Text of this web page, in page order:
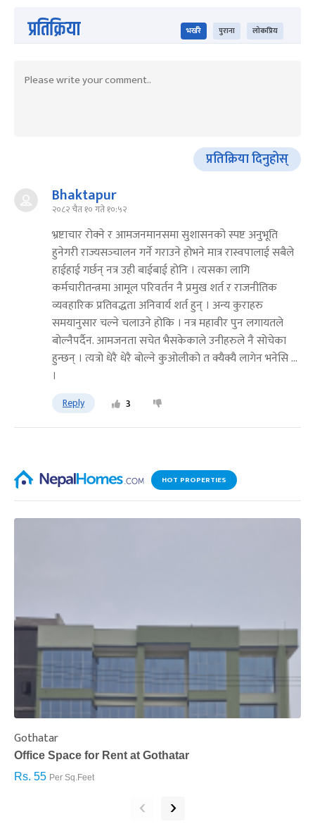
प्रतिक्रिया भर्खरै पुराना लोकप्रिय
प्रतिक्रिया दिनुहोस्
Bhaktapur
२०८२ चैत १० गते १०:५२
भ्रष्टाचार रोक्‍ने र आमजनमानसमा सुशासनको स्पष्ट अनुभूति
हुनेगरी राज्यसञ्‍चालन गर्ने गराउने होभने मात्र रास्वपालाई सबैले
हाईहाई गर्छन् नत्र उही बाईबाई होनि । त्यसका लागि
कर्मचारीतन्त्रमा आमूल परिवर्तन नै प्रमुख शर्त र राजनीतिक
व्यवहारिक प्रतिवद्धता अनिवार्य शर्त हुन् । अन्य कुराहरु
समयानुसार चल्‍ने चलाउने होकि । नत्र महावीर पुन लगायतले
बोल्‍नैपर्दैन. आमजनता सचेत भैसकेकाले उनीहरुले नै सोचेका
हुन्छन् । त्यत्रो धेरै धेरै बोल्‍ने कुओलीको त क्यैक्यै लागेन भनेसि ...
।
Reply 3
HOT PROPERTIES
Gothatar
Office Space for Rent at Gothatar
Rs. 55 Per Sq.Feet
‹ ›